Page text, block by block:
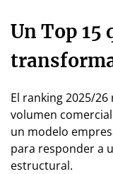
Un Top 15
El ranking 2025/
volumen
un modelo
para responder a
estructural.